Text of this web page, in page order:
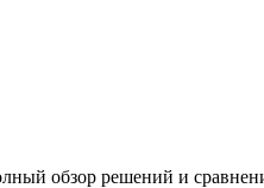
обзор решений и